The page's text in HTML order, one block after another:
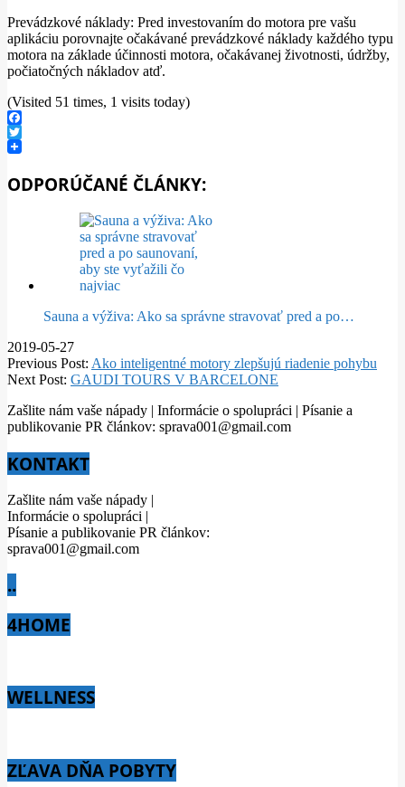
Prevádzkové náklady: Pred investovaním do motora pre vašu
aplikáciu porovnajte očakávané prevádzkové náklady každého typu
motora na základe účinnosti motora, očakávanej životnosti, údržby,
počiatočných nákladov atď.
(Visited 51 times, 1 visits today)
Facebook
Twitter
ODPORÚČANÉ ČLÁNKY:
Sauna a výživa: Ako sa správne stravovať pred a po…
2019-05-27
Previous Post: Ako inteligentné motory zlepšujú riadenie pohybu
Next Post: GAUDI TOURS V BARCELONE
Zašlite nám vaše nápady | Informácie o spolupráci | Písanie a
publikovanie PR článkov: sprava001@gmail.com
KONTAKT
Zašlite nám vaše nápady |
Informácie o spolupráci |
Písanie a publikovanie PR článkov:
sprava001@gmail.com
..
4HOME
WELLNESS
ZĽAVA DŇA POBYTY